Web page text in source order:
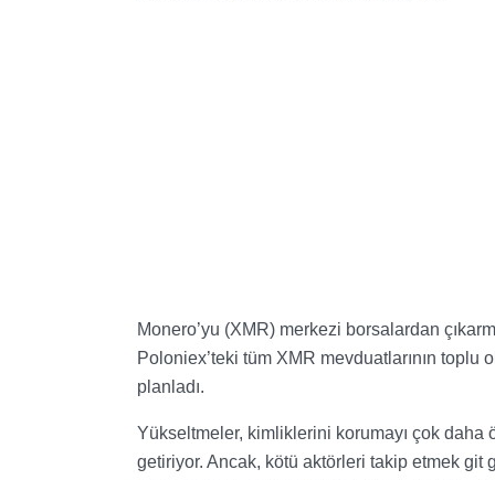
Monero’yu (XMR) merkezi borsalardan
Poloniex’teki tüm XMR mevduatlarının
planladı.
Yükseltmeler, kimliklerini korumayı çok
getiriyor. Ancak, kötü aktörleri takip etmek git